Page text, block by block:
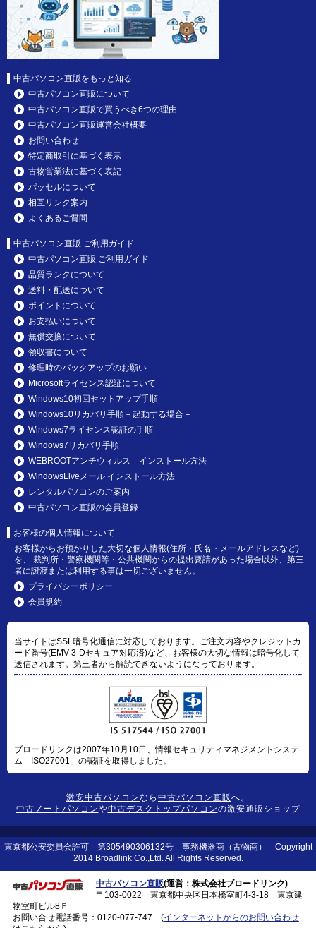
中古パソコン直販をもっと知る
中古パソコン直販について
中古パソコン直販で買うべき6つの理由
中古パソコン直販運営会社概要
お問い合わせ
特定商取引に基づく表示
古物営業法に基づく表記
パッセルについて
相互リンク案内
よくあるご質問
中古パソコン直販 ご利用ガイド
中古パソコン直販 ご利用ガイド
品質ランクについて
送料・配送について
ポイントについて
お支払いについて
無償交換について
領収書について
修理時のバックアップのお願い
Microsoftライセンス認証について
Windows10初回セットアップ手順
Windows10リカバリ手順－起動する場合－
Windows7ライセンス認証の手順
Windows7リカバリ手順
WEBROOTアンチウィルス インストール方法
WindowsLiveメール インストール方法
レンタルパソコンのご案内
中古パソコン直販の会員登録
お客様の個人情報について
お客様からお預かりした大切な個人情報(住所・氏名・メールアドレスなど)
を、 裁判所・警察機関等・公共機関からの提出要請があった場合以外、第三
者に譲渡または利用する事は一切ございません。
プライバシーポリシー
会員規約
当サイトはSSL暗号化通信に対応しております。ご注文内容やクレジットカ
ード番号(EMV 3-Dセキュア対応済)など、お客様の大切な情報は暗号化して
送信されます。第三者から解読できないようになっております。
ブロードリンクは2007年10月10日、情報セキュリティマネジメントシステ
ム「ISO27001」の認証を取得しました。
激安中古パソコンなら 中古パソコン直販へ。
中古ノートパソコンや中古デスクトップパソコンの激安通販ショップ
東京都公安委員会許可 第305490306132号 事務機器商（古物商） Copyright
2014 Broadlink Co.,Ltd. All Rights Reserved.
中古パソコン直販(運営：株式会社ブロードリンク)
〒103-0022 東京都中央区日本橋室町4-3-18 東京建
物室町ビル8Ｆ
お問い合せ電話番号： 0120-077-747 (インターネットからのお問い合わせ